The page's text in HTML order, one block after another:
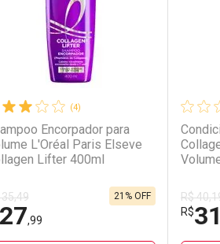
Ativar Desconto
(4)
Encorpador para
L'Oréal Paris Elseve
Lifter 400ml
27,99
21% OFF
R$
R$31